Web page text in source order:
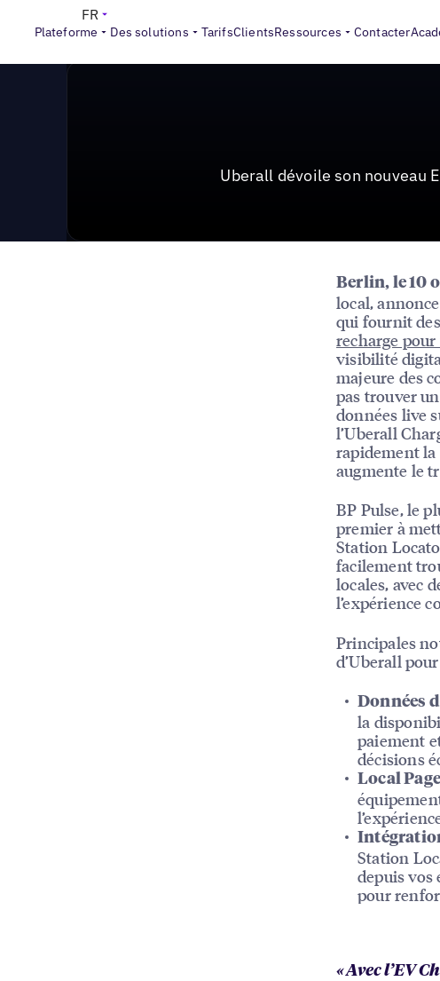
Plateforme Des solutions TarifsClientsRessources Contacter
FR
News & Press Uberall dévoile son nouveau localisateur
Uberall dévoile son nouveau
Berlin, le 10
local,
qui fournit
recharge
visibilité
majeure des
pas trouver
données live
l’Uberall
rapidement la
augmente le
BP Pulse, le
premier à
Station
facilement
locales, avec
l’expérience
Principales
d’Uberall
Données
la
paiement
décisions
Local
Station
depuis vos
pour
« Avec l’EV